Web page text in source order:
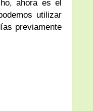
ahora es el
utilizar
previamente